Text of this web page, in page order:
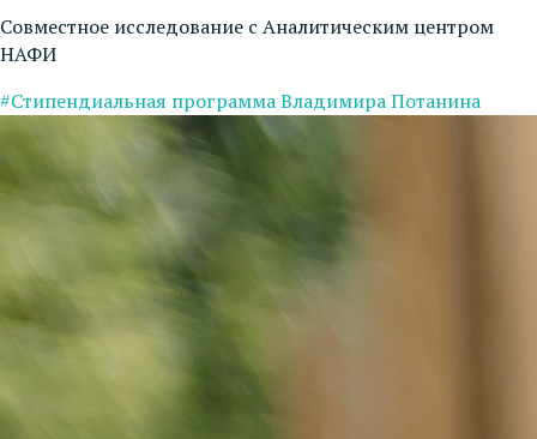
Совместное исследование с Аналитическим центром
НАФИ
#Стипендиальная программа Владимира Потанина